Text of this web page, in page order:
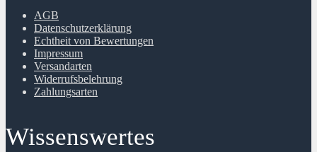
AGB
Datenschutzerklärung
Echtheit von Bewertungen
Impressum
Versandarten
Widerrufsbelehrung
Zahlungsarten
Wissenswertes